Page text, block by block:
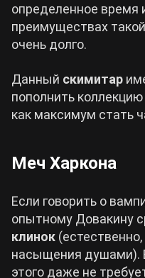
определенное время
преимуществах
очень долго.
Данный скимитар
пополнить
как максимум стать
Меч Харкона
Если говорить о
опытному Довакину
клинок
насыщения душами).
этого даже не